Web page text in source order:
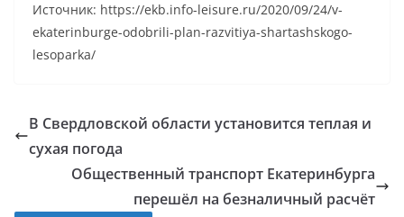
Источник: https://ekb.info-leisure.ru/2020/09/24/v-
ekaterinburge-odobrili-plan-razvitiya-shartashskogo-
lesoparka/
В Свердловской области установится теплая и
сухая погода
Общественный транспорт Екатеринбурга
перешёл на безналичный расчёт